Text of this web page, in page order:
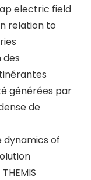
electric field
relation to
des
générées par
de
dynamics of